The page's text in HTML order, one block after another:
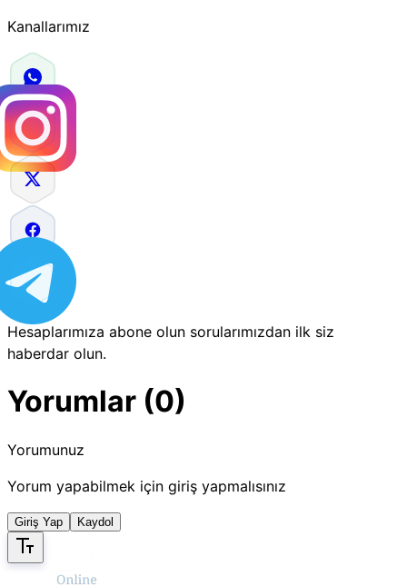
Kanallarımız
Hesaplarımıza abone olun sorularımızdan ilk siz
haberdar olun.
Yorumlar (0)
Yorumunuz
Yorum yapabilmek için giriş yapmalısınız
Giriş Yap Kaydol